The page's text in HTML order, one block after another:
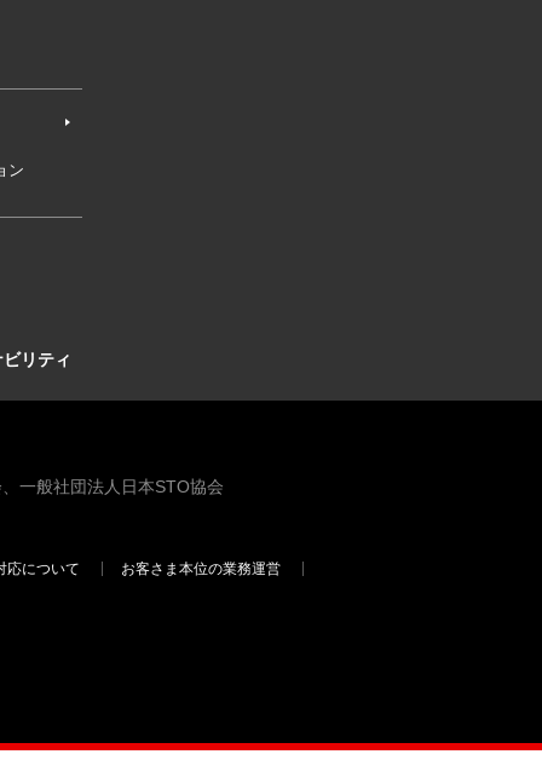
ン
リティ
一般社団法人日本STO協会
応について
お客さま本位の業務運営